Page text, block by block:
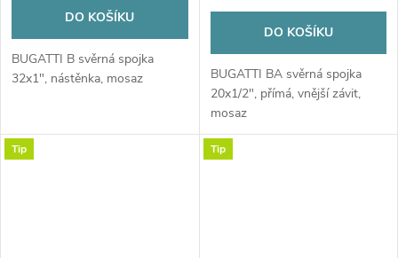
DO KOŠÍKU
BUGATTI B svěrná spojka
32x1", nástěnka, mosaz
DO KOŠÍKU
BUGATTI BA svěrná spojka
20x1/2", přímá, vnější závit,
mosaz
Tip Tip